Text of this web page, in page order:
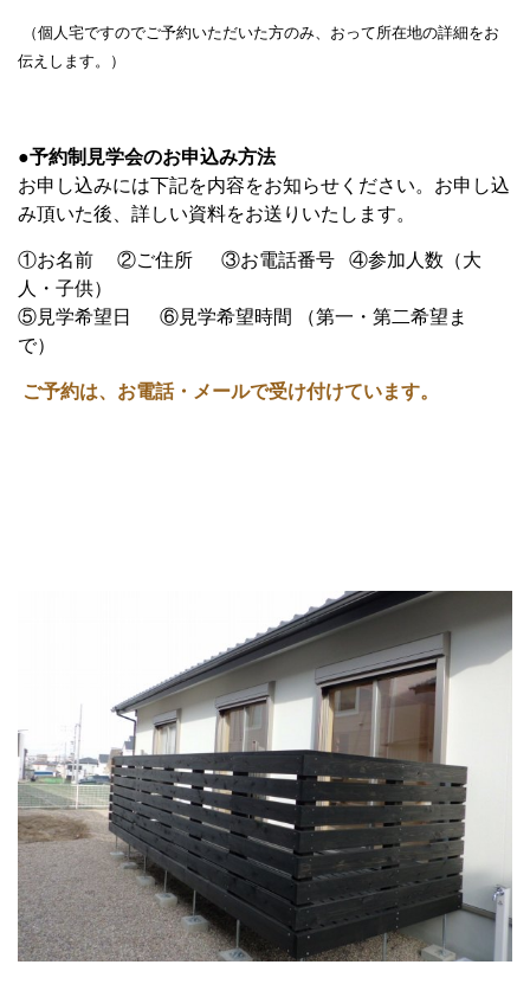
（個人宅ですのでご予約いただいた方のみ、おって所在地の詳細をお
伝えします。）
●予約制見学会のお申込み方法
お申し込みには下記を内容をお知らせください。お申し込
み頂いた後、詳しい資料をお送りいたします。
①お名前 ②ご住所 ③お電話番号 ④参加人数（大
人・子供）
⑤見学希望日 ⑥見学希望時間 （第一・第二希望ま
で）
ご予約は、お電話・メールで受け付けています。